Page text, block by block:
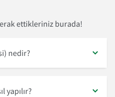
ettikleriniz burada!
nedir?
yapılır?